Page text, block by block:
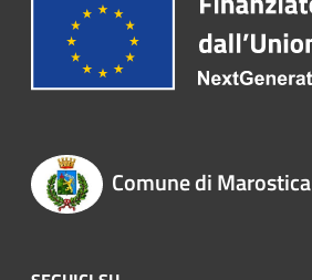
Comune di Marostica